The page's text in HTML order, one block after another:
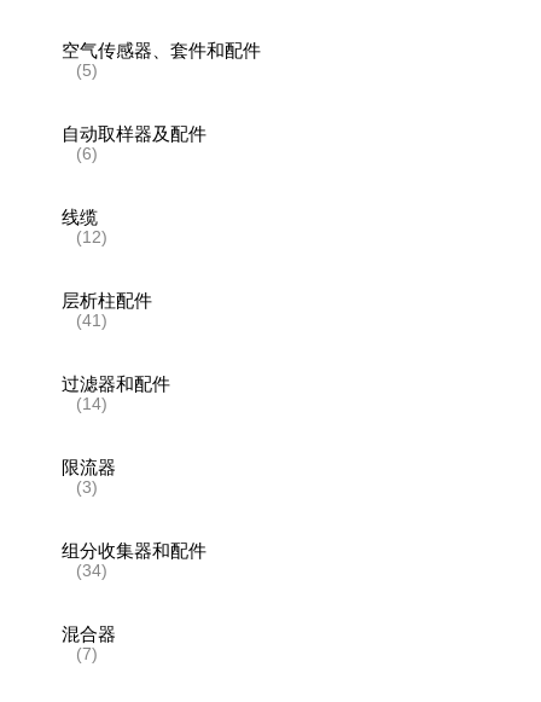
空气传感器、套件和配件
(5)
自动取样器及配件
(6)
线缆
(12)
层析柱配件
(41)
过滤器和配件
(14)
限流器
(3)
组分收集器和配件
(34)
混合器
(7)